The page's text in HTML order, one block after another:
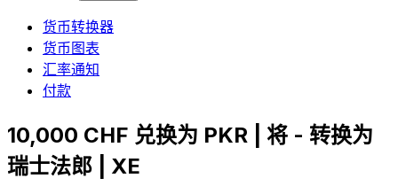
货币转换器
货币图表
汇率通知
付款
10,000 CHF 兑换为 PKR | 将 - 转换为
瑞士法郎 | XE